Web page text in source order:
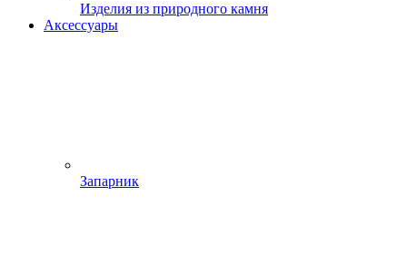
Изделия из природного камня
Аксессуары
Запарник